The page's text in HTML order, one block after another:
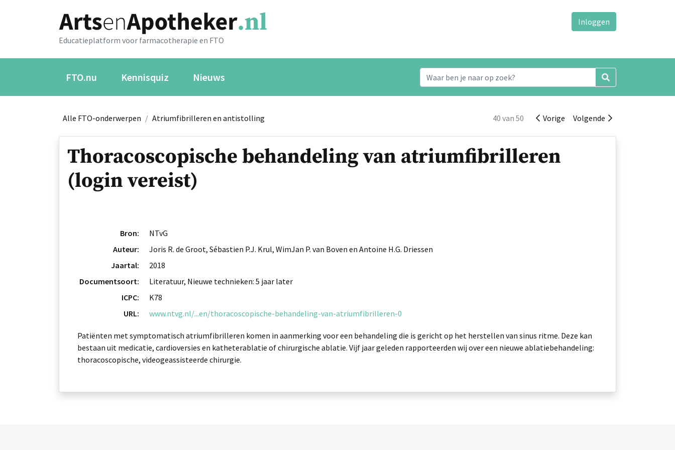
Educatieplatform voor farmacotherapie en FTO
Inloggen
FTO.nu Kennisquiz Nieuws
Alle FTO-onderwerpen / Atriumfibrilleren en antistolling 40 van 50 Vorige Volgende
Thoracoscopische behandeling van atriumfibrilleren
(login vereist)
Bron:
NTvG
Auteur:
Joris R. de Groot, Sébastien P.J. Krul, WimJan P. van Boven en Antoine H.G. Driessen
Jaartal:
2018
Documentsoort:
Literatuur, Nieuwe technieken: 5 jaar later
ICPC:
K78
URL:
www.ntvg.nl/...en/thoracoscopische-behandeling-van-atriumfibrilleren-0
Patiënten met symptomatisch atriumfibrilleren komen in aanmerking voor een behandeling die is gericht op het herstellen van sinus ritme. Deze kan
bestaan uit medicatie, cardioversies en katheterablatie of chirurgische ablatie. Vijf jaar geleden rapporteerden wij over een nieuwe ablatiebehandeling:
thoracoscopische, videogeassisteerde chirurgie.